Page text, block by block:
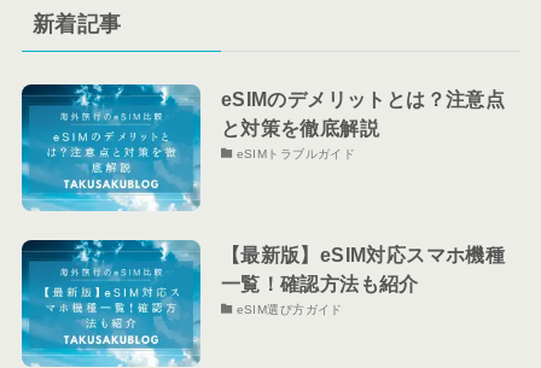
新着記事
eSIMのデメリットとは？注意点
と対策を徹底解説
eSIMトラブルガイド
【最新版】eSIM対応スマホ機種
一覧！確認方法も紹介
eSIM選び方ガイド